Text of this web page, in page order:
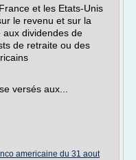
et les Etats-Unis
le revenu et sur la
dividendes de
de retraite ou des
versés aux...
americaine du 31 aout